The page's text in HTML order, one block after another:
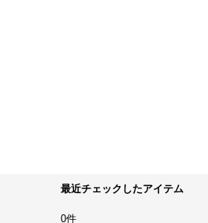
最近チェックしたアイテム
0件